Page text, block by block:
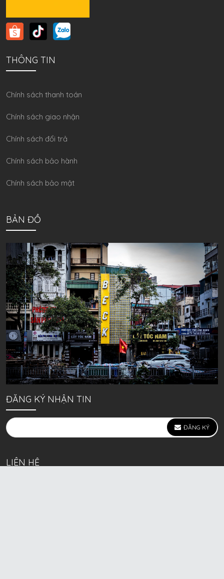
THÔNG TIN
Chính sách thanh toán
Chính sách giao nhận
Chính sách đổi trả
Chính sách bảo hành
Chính sách bảo mật
BẢN ĐỒ
ĐĂNG KÝ NHẬN TIN
ĐĂNG KÝ
LIÊN HỆ